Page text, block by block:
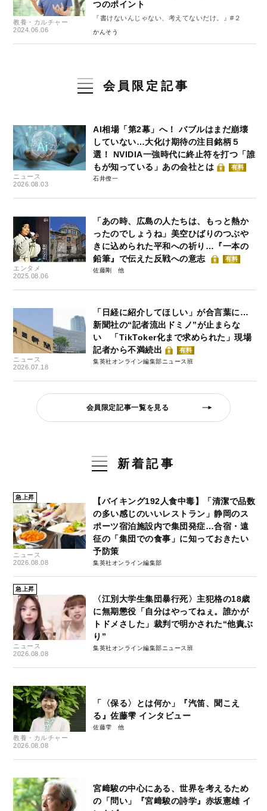
教養・カルチャー
2024.06.06
つのポイント
『書けないんじゃない、考えてないだけ。』#２
かんそう
会員限定記事
ニュース
2026.08.03
AI相場「第2幕」へ！ バブルはまだ崩壊
していない…大化け期待の注目銘柄５
選！ NVIDIA一強時代に終止符を打つ「誰
もが知っている」あの会社とは
有料
石井僚一
エンタメ
2025.08.06
「あの時、広島の人たちは、もっと熱か
ったのでしょうね」美空ひばりのつぶや
きに込められた平和への祈り…『一本の
鉛筆』で伝えた反戦への意志
有料
佐藤剛
ニュース
2026.07.18
「日経に紹介してほしい」が合言葉に…
新聞社の“記者流出ドミノ”が止まらな
い 「TikToker化まで求められた」現場
記者から不満続出
有料
集英社オンライン編集部ニュース班
会員限定記事一覧を見る
新着記事
急上昇
ニュース
2026.08.08
【バイキング192人食中毒】「清潔で品数
の多い感じのいいレストラン」静岡のス
ポーツ宿泊施設内で集団発症…合宿・遠
征の「集団での食事」に知っておきたい
予防策
集英社オンライン編集部
急上昇
ニュース
2026.08.08
〈江別大学生集団暴行死〉主犯格の18歳
に無期懲役「自分はやってねぇ。誰かが
トドメさした」裁判で明かされた“他責ぶ
り”
集英社オンライン編集部ニュース班
教養・カルチャー
2026.08.08
「〈保る〉とは何か」『汽笛、聞こえ
る』佐藤雫 インタビュー
佐藤雫
宮﨑駿の中心にある、世界を考えるため
の「問い」『宮﨑駿の詩学』赤坂憲雄 イ